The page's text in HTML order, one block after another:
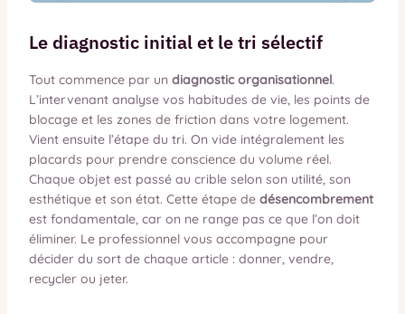
Le diagnostic initial et le tri sélectif
Tout commence par un diagnostic organisationnel.
L’intervenant analyse vos habitudes de vie, les points de
blocage et les zones de friction dans votre logement.
Vient ensuite l’étape du tri. On vide intégralement les
placards pour prendre conscience du volume réel.
Chaque objet est passé au crible selon son utilité, son
esthétique et son état. Cette étape de désencombrement
est fondamentale, car on ne range pas ce que l’on doit
éliminer. Le professionnel vous accompagne pour
décider du sort de chaque article : donner, vendre,
recycler ou jeter.